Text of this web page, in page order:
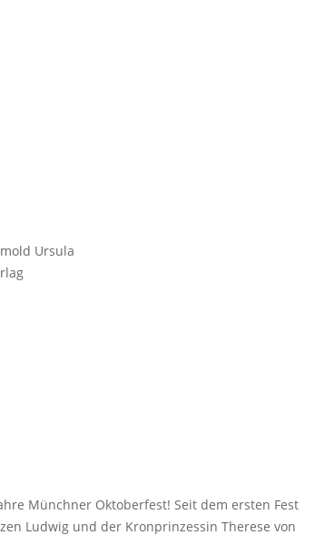
Ursula
Münchner Oktoberfest! Seit dem ersten Fest
Ludwig und der Kronprinzessin Therese von